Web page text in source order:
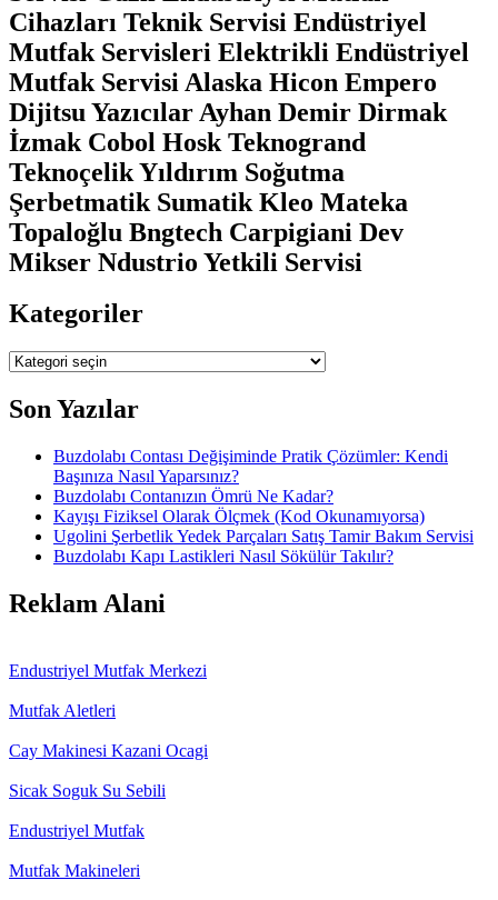
Cihazları Teknik Servisi Endüstriyel
Mutfak Servisleri Elektrikli Endüstriyel
Mutfak Servisi Alaska Hicon Empero
Dijitsu Yazıcılar Ayhan Demir Dirmak
İzmak Cobol Hosk Teknogrand
Teknoçelik Yıldırım Soğutma
Şerbetmatik Sumatik Kleo Mateka
Topaloğlu Bngtech Carpigiani Dev
Mikser Ndustrio Yetkili Servisi
Kategoriler
Kategoriler
Son Yazılar
Buzdolabı Contası Değişiminde Pratik Çözümler: Kendi
Başınıza Nasıl Yaparsınız?
Buzdolabı Contanızın Ömrü Ne Kadar?
Kayışı Fiziksel Olarak Ölçmek (Kod Okunamıyorsa)
Ugolini Şerbetlik Yedek Parçaları Satış Tamir Bakım Servisi
Buzdolabı Kapı Lastikleri Nasıl Sökülür Takılır?
Reklam Alani
Endustriyel Mutfak Merkezi
Mutfak Aletleri
Cay Makinesi Kazani Ocagi
Sicak Soguk Su Sebili
Endustriyel Mutfak
Mutfak Makineleri